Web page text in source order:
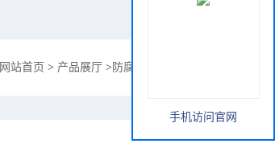
网站首页 > 产品展厅 > 防腐涂料
手机访问官网